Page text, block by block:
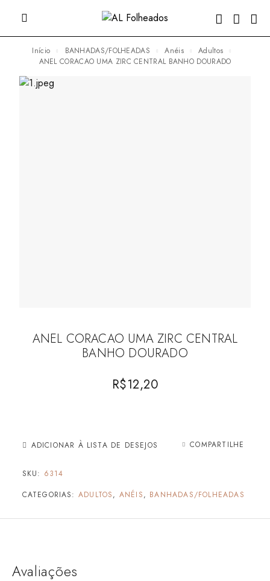
Início BANHADAS/FOLHEADAS Anéis
Adultos
ANEL CORACAO UMA ZIRC CENTRAL BANHO DOURADO
ANEL CORACAO UMA ZIRC CENTRAL
BANHO DOURADO
R$12,20
ADICIONAR À LISTA DE DESEJOS COMPARTILHE
SKU: 6314
CATEGORIAS: ADULTOS, ANÉIS, BANHADAS/FOLHEADAS
Avaliações